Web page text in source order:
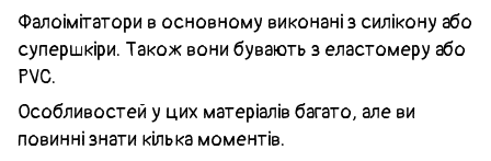
Фалоімітатори в основному виконані з силікону або
супершкіри. Також вони бувають з еластомеру або
PVC.
Особливостей у цих матеріалів багато, але ви
повинні знати кілька моментів.